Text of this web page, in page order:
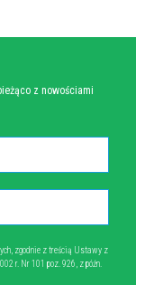
z nowościami
zgodnie z treścią Ustawy z
r. Nr 101 poz. 926, z późn.